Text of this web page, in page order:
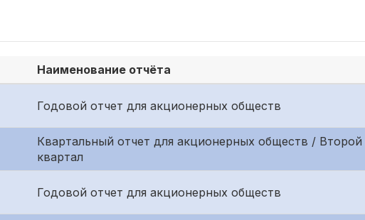
Наименование отчёта
Годовой отчет для акционерных обществ
Квартальный отчет для акционерных обществ / Второй
квартал
Годовой отчет для акционерных обществ